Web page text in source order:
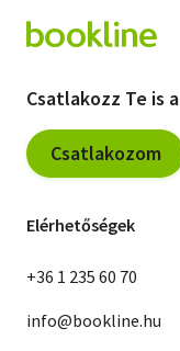
Csatlakozz Te is
Csatlakozom
Elérhetőségek
+36 1 235 60 70
info@bookline.hu